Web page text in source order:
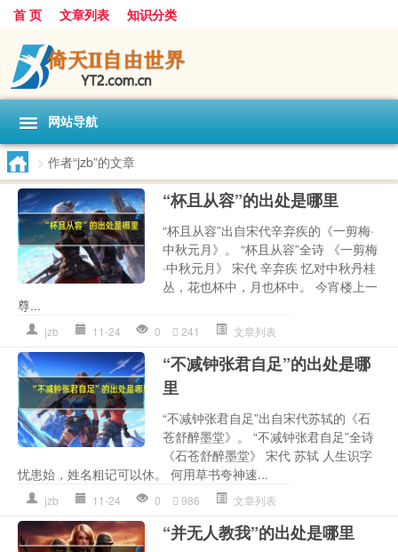
首 页 文章列表 知识分类
网站导航
> 作者“jzb”的文章
“杯且从容”的出处是哪里
“杯且从容”出自宋代辛弃疾的《一剪梅·
中秋元月》。 “杯且从容”全诗 《一剪梅
·中秋元月》 宋代 辛弃疾 忆对中秋丹桂
丛，花也杯中，月也杯中。 今宵楼上一
尊...
jzb 11-24 0 241 文章列表
“不减钟张君自足”的出处是哪
里
“不减钟张君自足”出自宋代苏轼的《石
苍舒醉墨堂》。 “不减钟张君自足”全诗
《石苍舒醉墨堂》 宋代 苏轼 人生识字
忧患始，姓名粗记可以休。 何用草书夸神速...
jzb 11-24 0 986 文章列表
“并无人教我”的出处是哪里